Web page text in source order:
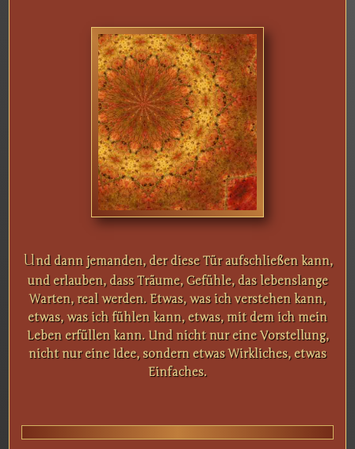
Und dann jemanden, der diese Tür aufschließen kann,
und erlauben, dass Träume, Gefühle, das lebenslange
Warten, real werden. Etwas, was ich verstehen kann,
etwas, was ich fühlen kann, etwas, mit dem ich mein
Leben erfüllen kann. Und nicht nur eine Vorstellung,
nicht nur eine Idee, sondern etwas Wirkliches, etwas
Einfaches.